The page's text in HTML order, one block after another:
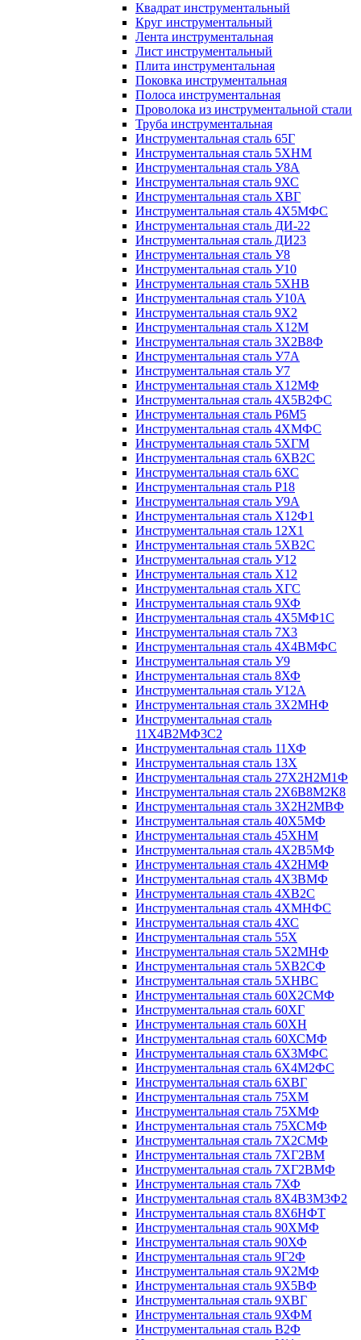
Квадрат инструментальный
Круг инструментальный
Лента инструментальная
Лист инструментальный
Плита инструментальная
Поковка инструментальная
Полоса инструментальная
Проволока из инструментальной стали
Труба инструментальная
Инструментальная сталь 65Г
Инструментальная сталь 5ХНМ
Инструментальная сталь У8А
Инструментальная сталь 9ХС
Инструментальная сталь ХВГ
Инструментальная сталь 4Х5МФС
Инструментальная сталь ДИ-22
Инструментальная сталь ДИ23
Инструментальная сталь У8
Инструментальная сталь У10
Инструментальная сталь 5ХНВ
Инструментальная сталь У10А
Инструментальная сталь 9Х2
Инструментальная сталь Х12М
Инструментальная сталь 3Х2В8Ф
Инструментальная сталь У7А
Инструментальная сталь У7
Инструментальная сталь Х12МФ
Инструментальная сталь 4Х5В2ФС
Инструментальная сталь Р6М5
Инструментальная сталь 4ХМФС
Инструментальная сталь 5ХГМ
Инструментальная сталь 6ХВ2С
Инструментальная сталь 6ХС
Инструментальная сталь Р18
Инструментальная сталь У9А
Инструментальная сталь Х12Ф1
Инструментальная сталь 12Х1
Инструментальная сталь 5ХВ2С
Инструментальная сталь У12
Инструментальная сталь Х12
Инструментальная сталь ХГС
Инструментальная сталь 9ХФ
Инструментальная сталь 4Х5МФ1С
Инструментальная сталь 7Х3
Инструментальная сталь 4Х4ВМФС
Инструментальная сталь У9
Инструментальная сталь 8ХФ
Инструментальная сталь У12А
Инструментальная сталь 3Х2МНФ
Инструментальная сталь
11Х4В2МФ3С2
Инструментальная сталь 11ХФ
Инструментальная сталь 13Х
Инструментальная сталь 27Х2Н2М1Ф
Инструментальная сталь 2Х6В8М2К8
Инструментальная сталь 3Х2Н2МВФ
Инструментальная сталь 40Х5МФ
Инструментальная сталь 45ХНМ
Инструментальная сталь 4Х2В5МФ
Инструментальная сталь 4Х2НМФ
Инструментальная сталь 4Х3ВМФ
Инструментальная сталь 4ХВ2С
Инструментальная сталь 4ХМНФС
Инструментальная сталь 4ХС
Инструментальная сталь 55Х
Инструментальная сталь 5Х2МНФ
Инструментальная сталь 5ХВ2СФ
Инструментальная сталь 5ХНВС
Инструментальная сталь 60Х2СМФ
Инструментальная сталь 60ХГ
Инструментальная сталь 60ХН
Инструментальная сталь 60ХСМФ
Инструментальная сталь 6Х3МФС
Инструментальная сталь 6Х4М2ФС
Инструментальная сталь 6ХВГ
Инструментальная сталь 75ХМ
Инструментальная сталь 75ХМФ
Инструментальная сталь 75ХСМФ
Инструментальная сталь 7Х2СМФ
Инструментальная сталь 7ХГ2ВМ
Инструментальная сталь 7ХГ2ВМФ
Инструментальная сталь 7ХФ
Инструментальная сталь 8Х4В3М3Ф2
Инструментальная сталь 8Х6НФТ
Инструментальная сталь 90ХМФ
Инструментальная сталь 90ХФ
Инструментальная сталь 9Г2Ф
Инструментальная сталь 9Х2МФ
Инструментальная сталь 9Х5ВФ
Инструментальная сталь 9ХВГ
Инструментальная сталь 9ХФМ
Инструментальная сталь В2Ф